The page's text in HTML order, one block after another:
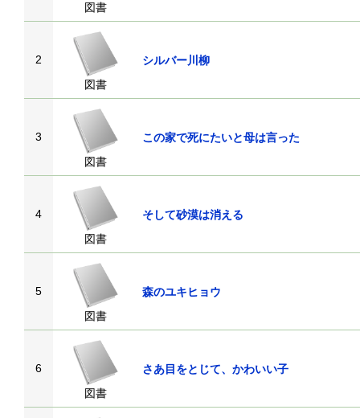
図書
2
図書
シルバー川柳
3
図書
この家で死にたいと母は言った
4
図書
そして砂漠は消える
5
図書
森のユキヒョウ
6
図書
さあ目をとじて、かわいい子